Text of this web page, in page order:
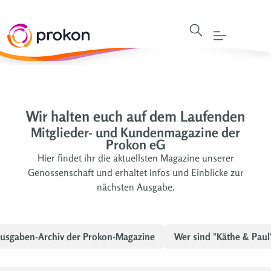
Wir halten euch auf dem Laufenden
Mitglieder- und Kundenmagazine der
Prokon eG
Hier findet ihr die aktuellsten Magazine unserer
Genossenschaft und erhaltet Infos und Einblicke zur
nächsten Ausgabe.
Archiv der Prokon-Magazine Wer sind "Käthe &